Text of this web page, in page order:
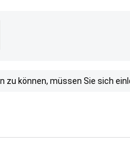
zu können, müssen Sie sich